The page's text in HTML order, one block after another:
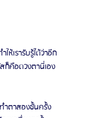
ห้เรารับรู้ได้ว่าอีก
ก็คือดวงตานี่เอง
ำตาสองชั้นครั้ง